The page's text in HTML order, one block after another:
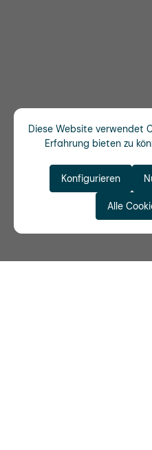
Diese Website verwendet
Erfahrung bieten zu
Konfigurieren
Alle